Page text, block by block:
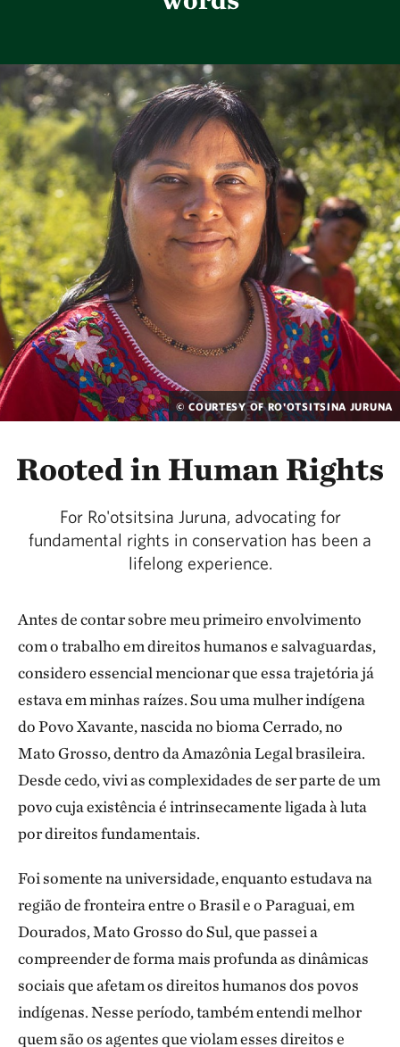
© COURTESY OF RO'OTSITSINA JURUNA
Rooted in Human Rights
For Ro'otsitsina Juruna, advocating for
fundamental rights in conservation has been a
lifelong experience.
Antes de contar sobre meu primeiro envolvimento
com o trabalho em direitos humanos e salvaguardas,
considero essencial mencionar que essa trajetória já
estava em minhas raízes. Sou uma mulher indígena
do Povo Xavante, nascida no bioma Cerrado, no
Mato Grosso, dentro da Amazônia Legal brasileira.
Desde cedo, vivi as complexidades de ser parte de um
povo cuja existência é intrinsecamente ligada à luta
por direitos fundamentais.
Foi somente na universidade, enquanto estudava na
região de fronteira entre o Brasil e o Paraguai, em
Dourados, Mato Grosso do Sul, que passei a
compreender de forma mais profunda as dinâmicas
sociais que afetam os direitos humanos dos povos
indígenas. Nesse período, também entendi melhor
quem são os agentes que violam esses direitos e